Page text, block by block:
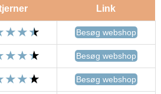
Link
Besøg webshop
Besøg webshop
Besøg webshop